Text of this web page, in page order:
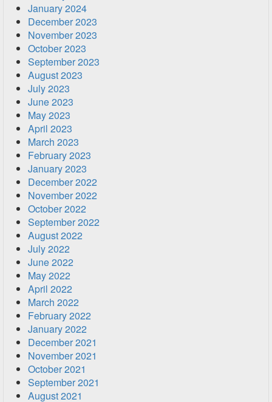
January 2024
December 2023
November 2023
October 2023
September 2023
August 2023
July 2023
June 2023
May 2023
April 2023
March 2023
February 2023
January 2023
December 2022
November 2022
October 2022
September 2022
August 2022
July 2022
June 2022
May 2022
April 2022
March 2022
February 2022
January 2022
December 2021
November 2021
October 2021
September 2021
August 2021